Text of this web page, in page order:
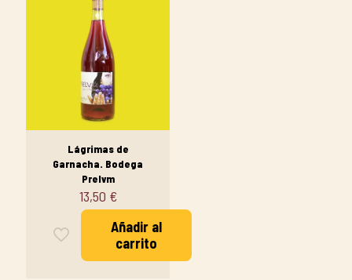
Lágrimas de
Garnacha. Bodega
Prelvm
13,50 €
Añadir al
carrito